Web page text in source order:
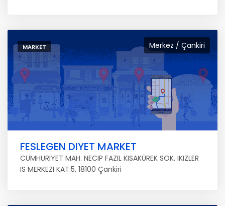
Merkez / Çankiri
MARKET
FESLEGEN DIYET MARKET
CUMHURIYET MAH. NECIP FAZIL KISAKÜREK SOK. IKIZLER
IS MERKEZI KAT:5, 18100 Çankiri